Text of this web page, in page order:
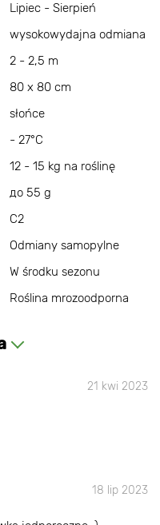
Lipiec - Sierpień
wysokowydajna odmiana
2 - 2,5 m
80 x 80 cm
słońce
- 27°С
12 - 15 kg na roślinę
до 55 g
C2
Odmiany samopylne
W środku sezonu
Roślina mrozoodporna
21 kwi 2023
18 lip 2023